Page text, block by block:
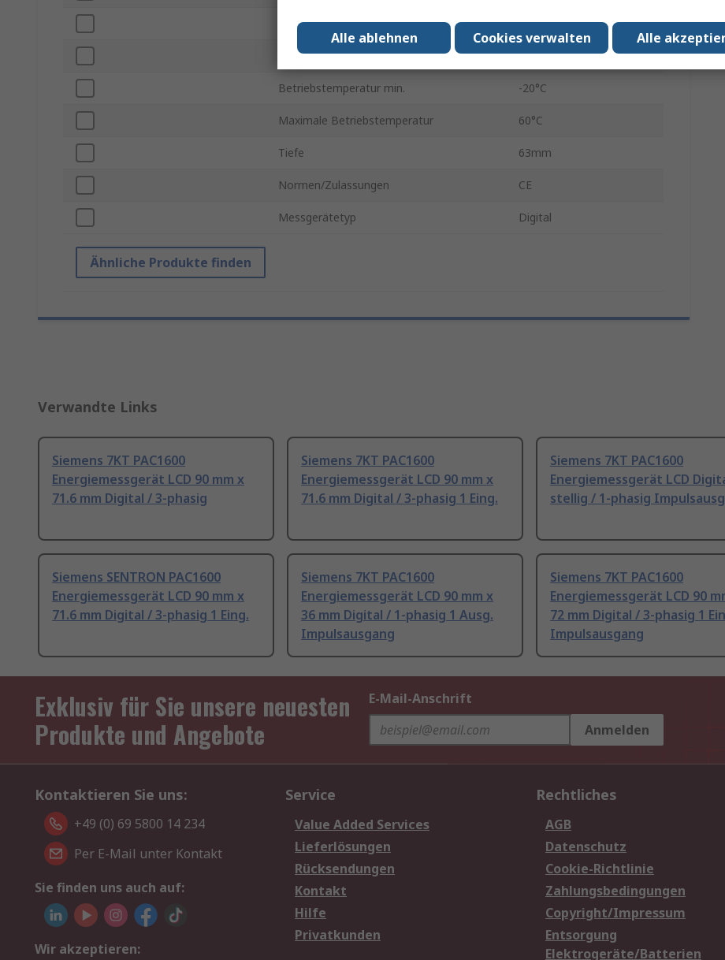
Anzahl der Phasen 3
Ziffernhöhe 85mm
Betriebstemperatur min. -20°C
Maximale Betriebstemperatur 60°C
Tiefe 63mm
Normen/Zulassungen CE
Messgerätetyp Digital
Ähnliche Produkte finden
Verwandte Links
Siemens 7KT PAC1600
Energiemessgerät LCD 90 mm x
71.6 mm Digital / 3-phasig
Siemens 7KT PAC1600
Energiemessgerät LCD 90 mm x
71.6 mm Digital / 3-phasig 1 Eing.
Siemens 7KT PAC1600
Energiemessgerät LCD
stellig / 1-phasig
Siemens SENTRON PAC1600
Energiemessgerät LCD 90 mm x
71.6 mm Digital / 3-phasig 1 Eing.
Siemens 7KT PAC1600
Energiemessgerät LCD 90 mm x
36 mm Digital / 1-phasig 1 Ausg.
Impulsausgang
Siemens 7KT PAC1600
Energiemessgerät LCD 90
72 mm Digital / 3-phasig 1
Impulsausgang
Exklusiv für Sie unsere neuesten
Produkte und Angebote
E-Mail-Anschrift
Anmelden
Kontaktieren Sie uns:
+49 (0) 69 5800 14 234
Per E-Mail unter Kontakt
Sie finden uns auch auf:
Wir akzeptieren:
Service
Value Added Services
Lieferlösungen
Rücksendungen
Kontakt
Hilfe
Privatkunden
Rechtliches
AGB
Datenschutz
Cookie-Richtlinie
Zahlungsbedingungen
Copyright/Impressum
Entsorgung
Elektrogeräte/Batterien
Alle
Cookies verwalten
Alle ablehnen